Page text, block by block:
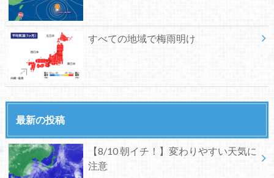
すべての地域で梅雨明け
最新の投稿
【8/10 朝イチ！】変わりやすい天気に
注意